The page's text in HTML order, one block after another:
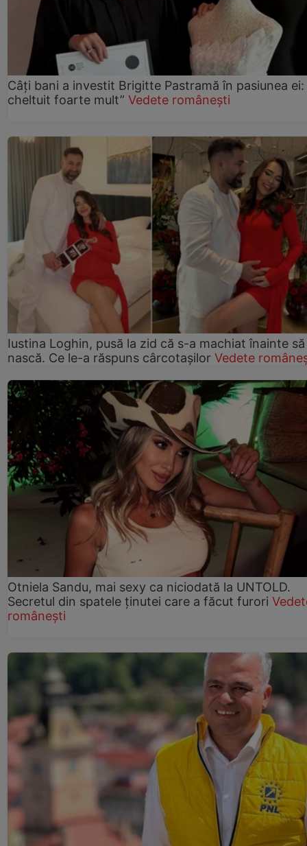
Câți bani a investit Brigitte Pastramă în pasiunea ei:
cheltuit foarte mult” Vedete românești
Iustina Loghin, pusă la zid că s-a machiat înainte să
nască. Ce le-a răspuns cârcotașilor Vedete
Otniela Sandu, mai sexy ca niciodată la UNTOLD.
Secretul din spatele ținutei care a făcut furori
românești